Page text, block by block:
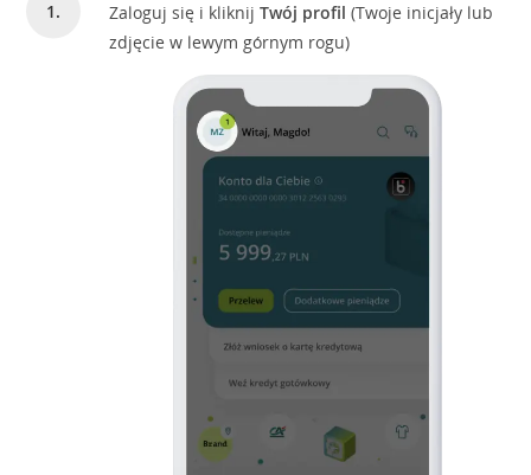
Zaloguj się i kliknijTwój profil (Twoje inicjały lub
zdjęcie w lewym górnym rogu)